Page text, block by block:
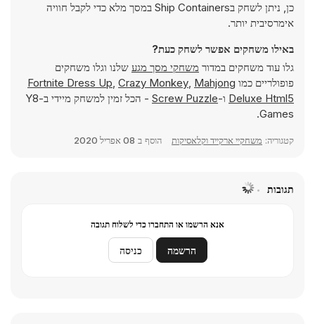
כן, ניתן לשחק בShip Containers במסך מלא כדי לקבל חוויה
אימרסיבית יותר.
באילו משחקים אפשר לשחק כעת?
גלו עוד משחקים במדור משחקי מסך מגע שלנו וגלו משחקים
פופולריים כמו
Fortnite Dress Up, Crazy Monkey, Mahjong
Deluxe Html5 ו-Screw Puzzle
- הכל זמין למשחק מיידי ב-Y8
Games.
קטגוריה: משחקיי ארקייד וקלאסיקות הוסף ב 08 אפריל 2020
תגובות
אנא הרשמו או התחברו כדי לשלוח תגובה
הרשמה כניסה